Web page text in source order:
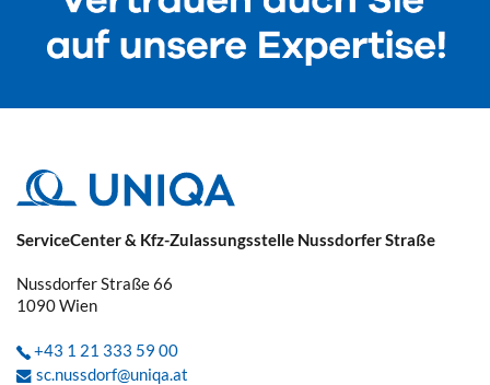
ServiceCenter & Kfz-Zulassungsstelle Nussdorfer Straße
Nussdorfer Straße 66
1090Wien
+43 1 21 333 59 00
sc.nussdorf@uniqa.at